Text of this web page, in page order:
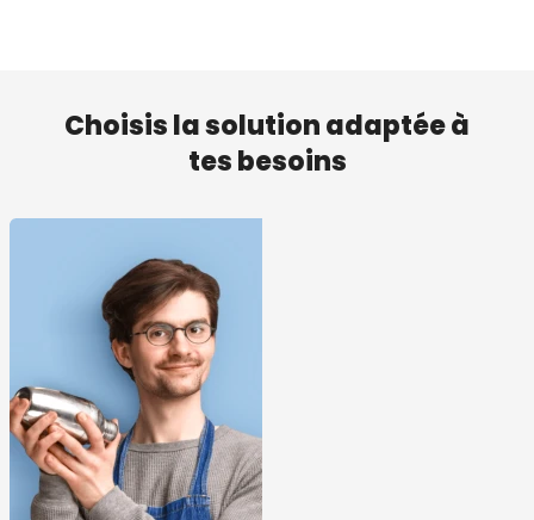
Choisis la solution adaptée à
tes besoins